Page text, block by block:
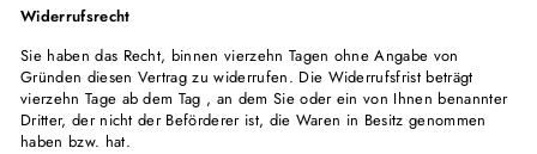
Widerrufsrecht
Sie haben das Recht, binnen vierzehn Tagen ohne Angabe von
Gründen diesen Vertrag zu widerrufen. Die Widerrufsfrist beträgt
vierzehn Tage ab dem Tag , an dem Sie oder ein von Ihnen benannter
Dritter, der nicht der Beförderer ist, die Waren in Besitz genommen
haben bzw. hat.